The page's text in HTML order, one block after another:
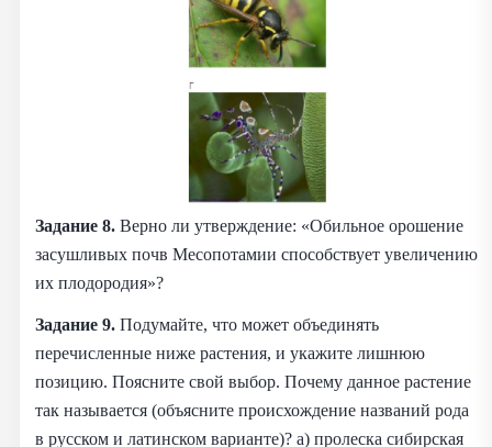
Задание 8. Верно ли утверждение: «Обильное орошение
засушливых почв Месопотамии способствует увеличению
их плодородия»?
Задание 9. Подумайте, что может объединять
перечисленные ниже растения, и укажите лишнюю
позицию. Поясните свой выбор. Почему данное растение
так называется (объясните происхождение названий рода
в русском и латинском варианте)? а) пролеска сибирская